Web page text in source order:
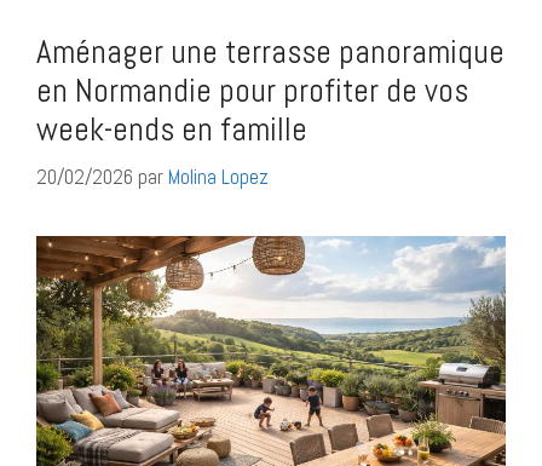
Aménager une terrasse panoramique
en Normandie pour profiter de vos
week-ends en famille
20/02/2026 par Molina Lopez